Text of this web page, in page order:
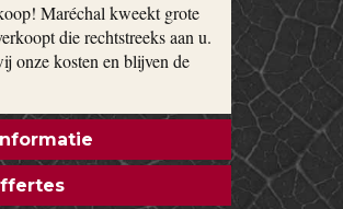
Maréchal kweekt grote
die rechtstreeks aan u.
onze kosten en blijven de